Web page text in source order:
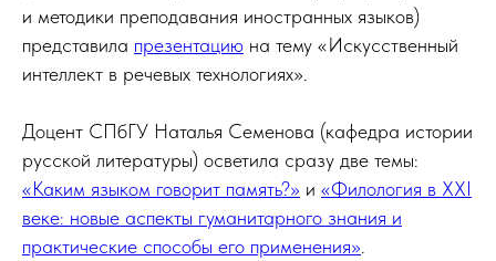
и методики преподавания иностранных языков)
представила презентацию на тему «Искусственный
интеллект в речевых технологиях».
Доцент СПбГУ Наталья Семенова (кафедра истории
русской литературы) осветила сразу две темы:
«Каким языком говорит память?» и «Филология в XXI
веке: новые аспекты гуманитарного знания и
практические способы его применения»